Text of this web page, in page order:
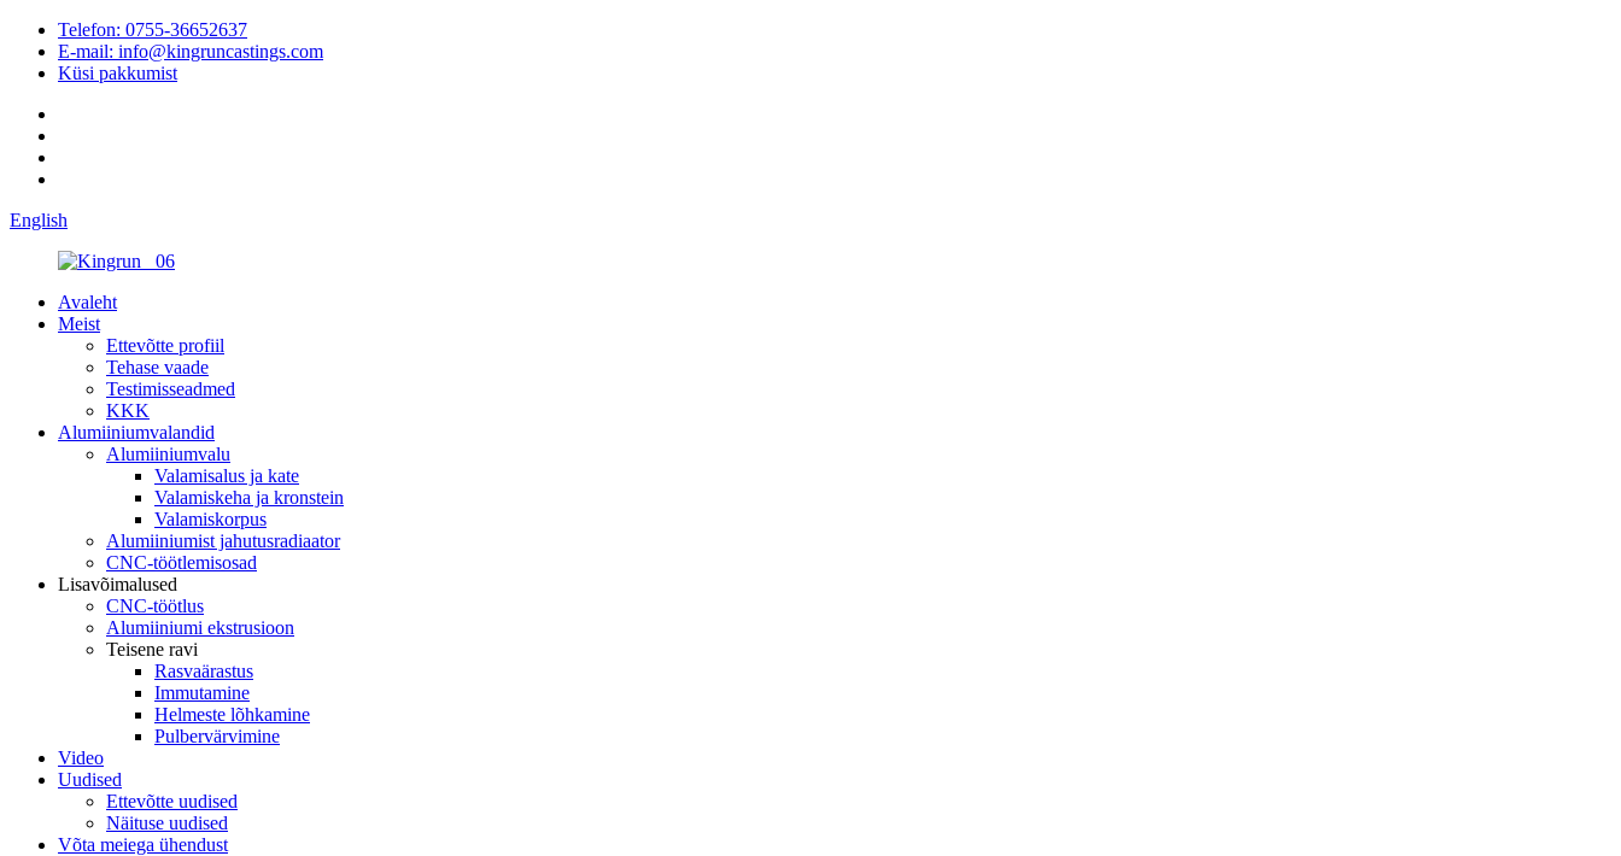
Telefon: 0755-36652637
E-mail: info@kingruncastings.com
Küsi pakkumist
English
Avaleht
Meist
Ettevõtte profiil
Tehase vaade
Testimisseadmed
KKK
Alumiiniumvalandid
Alumiiniumvalu
Valamisalus ja kate
Valamiskeha ja kronstein
Valamiskorpus
Alumiiniumist jahutusradiaator
CNC-töötlemisosad
Lisavõimalused
CNC-töötlus
Alumiiniumi ekstrusioon
Teisene ravi
Rasvaärastus
Immutamine
Helmeste lõhkamine
Pulbervärvimine
Video
Uudised
Ettevõtte uudised
Näituse uudised
Võta meiega ühendust